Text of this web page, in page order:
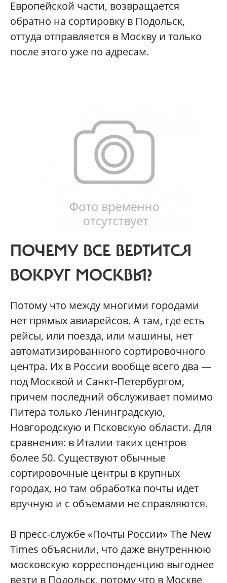
Европейской части, возвращается
обратно на сортировку в Подольск,
оттуда отправляется в Москву и только
после этого уже по адресам.
ПОЧЕМУ ВСЕ ВЕРТИТСЯ
ВОКРУГ МОСКВЫ?
Потому что между многими городами
нет прямых авиарейсов. А там, где есть
рейсы, или поезда, или машины, нет
автоматизированного сортировочного
центра. Их в России вообще всего два —
под Москвой и Санкт-Петербургом,
причем последний обслуживает помимо
Питера только Ленинградскую,
Новгородскую и Псковскую области. Для
сравнения: в Италии таких центров
более 50. Существуют обычные
сортировочные центры в крупных
городах, но там обработка почты идет
вручную и с объемами не справляются.
В пресс-службе «Почты России» The New
Times объяснили, что даже внутреннюю
московскую корреспонденцию выгоднее
везти в Подольск, потому что в Москве